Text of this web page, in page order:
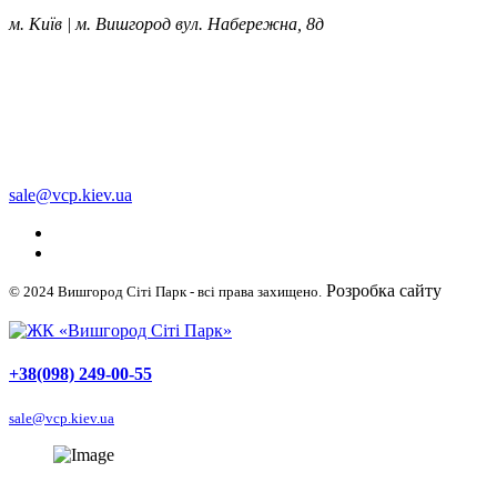
м. Київ | м. Вишгород вул. Набережна, 8д
sale@vcp.kiev.ua
© 2024 Вишгород Сіті Парк - всі права захищено. Розробка сайту
+38(098) 249-00-55
sale@vcp.kiev.ua